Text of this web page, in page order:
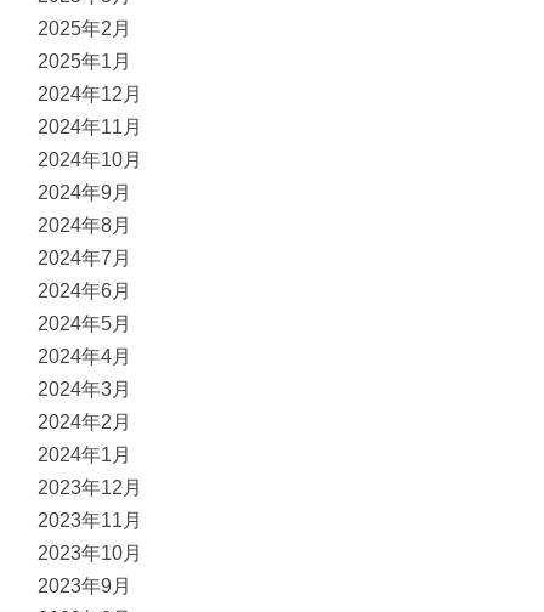
2025年2月
2025年1月
2024年12月
2024年11月
2024年10月
2024年9月
2024年8月
2024年7月
2024年6月
2024年5月
2024年4月
2024年3月
2024年2月
2024年1月
2023年12月
2023年11月
2023年10月
2023年9月